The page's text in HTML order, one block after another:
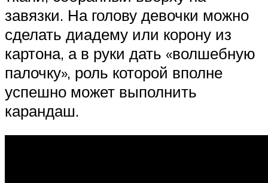
завязки. На голову девочки можно
сделать диадему или корону из
картона, а в руки дать «волшебную
палочку», роль которой вполне
успешно может выполнить
карандаш.